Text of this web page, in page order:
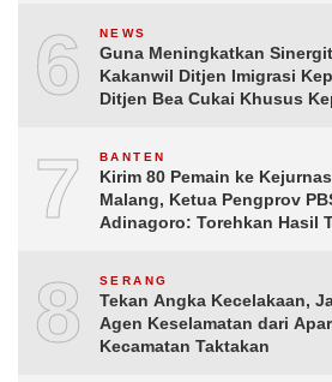
6 NEWS
Guna Meningkatkan
Kakanwil Ditjen Imigrasi
Ditjen Bea Cukai Khusus
7 BANTEN
Kirim 80 Pemain ke
Malang, Ketua Pengprov
Adinagoro: Torehkan Hasil
8 SERANG
Tekan Angka Kecelakaan,
Agen Keselamatan dari
Kecamatan Taktakan